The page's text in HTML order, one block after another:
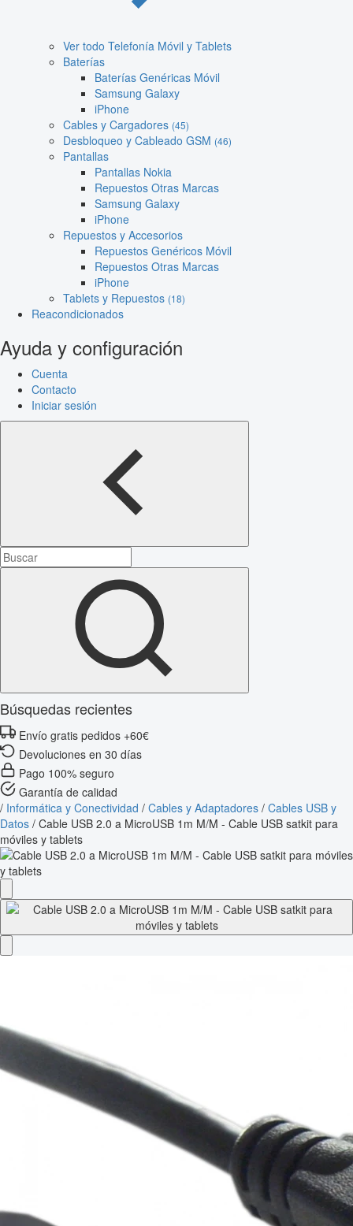
Ver todo Telefonía Móvil y Tablets
Baterías
Baterías Genéricas Móvil
Samsung Galaxy
iPhone
Cables y Cargadores (45)
Desbloqueo y Cableado GSM (46)
Pantallas
Pantallas Nokia
Repuestos Otras Marcas
Samsung Galaxy
iPhone
Repuestos y Accesorios
Repuestos Genéricos Móvil
Repuestos Otras Marcas
iPhone
Tablets y Repuestos (18)
Reacondicionados
Ayuda y configuración
Cuenta
Contacto
Iniciar sesión
Búsquedas recientes
Envío gratis pedidos +60€
Devoluciones en 30 días
Pago 100% seguro
Garantía de calidad
/ Informática y Conectividad / Cables y Adaptadores / Cables USB y
Datos / Cable USB 2.0 a MicroUSB 1m M/M - Cable USB satkit para
móviles y tablets